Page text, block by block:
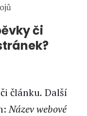
či
článku. Další
Název webové